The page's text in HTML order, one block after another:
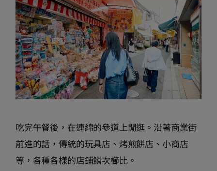
吃完午餐後，在連綿的參道上閒逛。沿著商業街
前進的話，傳統的玩具店、烤煎餅店、小商店
等，各種各樣的店鋪鱗次櫛比。